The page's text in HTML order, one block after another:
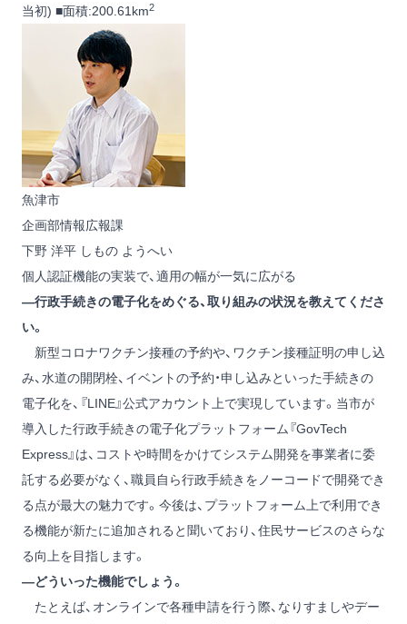
当初) ■面積:200.61km2
魚津市
企画部情報広報課
下野 洋平 しもの ようへい
個人認証機能の実装で、適用の幅が一気に広がる
―行政手続きの電子化をめぐる、取り組みの状況を教えてくださ
い。
新型コロナワクチン接種の予約や、ワクチン接種証明の申し込
み、水道の開閉栓、イベントの予約・申し込みといった手続きの
電子化を、『LINE』公式アカウント上で実現しています。当市が
導入した行政手続きの電子化プラットフォーム『GovTech
Express』は、コストや時間をかけてシステム開発を事業者に委
託する必要がなく、職員自ら行政手続きをノーコードで開発でき
る点が最大の魅力です。今後は、プラットフォーム上で利用でき
る機能が新たに追加されると聞いており、住民サービスのさらな
る向上を目指します。
―どういった機能でしょう。
たとえば、オンラインで各種申請を行う際、なりすましやデー